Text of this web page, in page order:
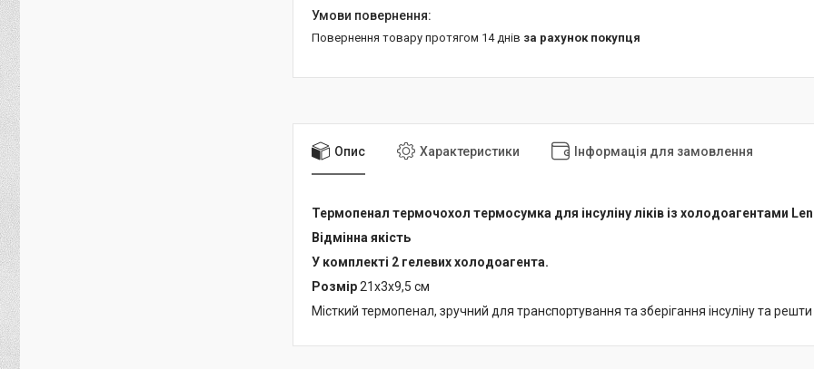
повернення товару протягом 14 днів за рахунок покупця
Опис Характеристики Інформація для замовлення
Термопенал термочохол термосумка для інсуліну ліків із холодоагентами
Відмінна якість
У комплекті 2 гелевих холодоагента.
Розмір21х3х9,5 см
Місткий термопенал, зручний для транспортування та зберігання інсуліну та